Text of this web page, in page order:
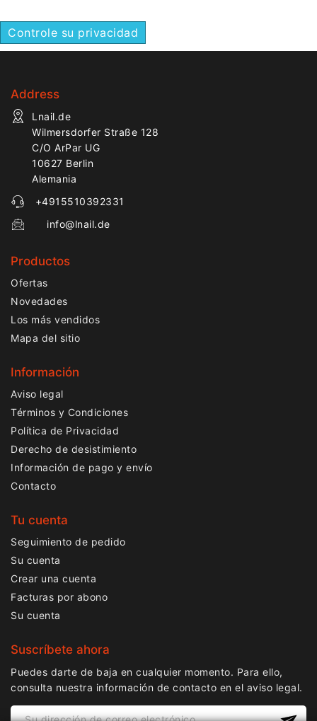
Controle su privacidad
Address
Lnail.de
Wilmersdorfer Straße 128
C/O ArPar UG
10627 Berlin
Alemania
+4915510392331
info@lnail.de
Productos
Ofertas
Novedades
Los más vendidos
Mapa del sitio
Información
Aviso legal
Términos y Condiciones
Política de Privacidad
Derecho de desistimiento
Información de pago y envío
Contacto
Tu cuenta
Seguimiento de pedido
Su cuenta
Crear una cuenta
Facturas por abono
Su cuenta
Suscríbete ahora
Puedes darte de baja en cualquier momento. Para ello,
consulta nuestra información de contacto en el aviso legal.